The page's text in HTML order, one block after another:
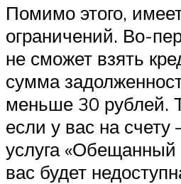
Помимо этого,
ограничений. Во-
не сможет взять
сумма
меньше 30 рублей.
если у вас на счету
услуга «Обещанный
вас будет